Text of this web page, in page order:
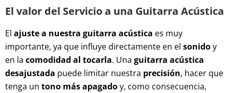
El valor del Servicio a una Guitarra Acústica
El ajuste a nuestra guitarra acústica es muy
importante, ya que influye directamente en el sonidoy
en la comodidad al tocarla. Una guitarra acústica
desajustada puede limitar nuestra precisión, hacer que
tenga un tono más apagadoy, como consecuencia,